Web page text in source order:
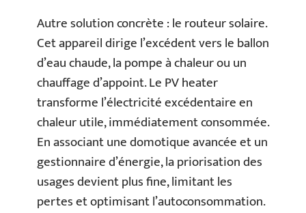
Autre solution concrète : le routeur solaire.
Cet appareil dirige l’excédent vers le ballon
d’eau chaude, la pompe à chaleur ou un
chauffage d’appoint. Le PV heater
transforme l’électricité excédentaire en
chaleur utile, immédiatement consommée.
En associant une domotique avancée et un
gestionnaire d’énergie, la priorisation des
usages devient plus fine, limitant les
pertes et optimisant l’autoconsommation.